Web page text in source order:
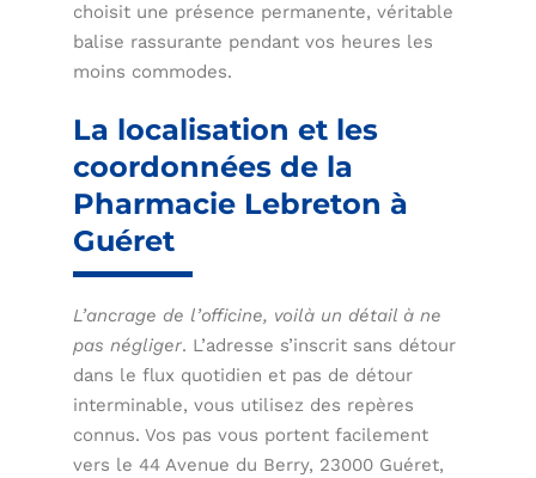
choisit une présence permanente, véritable
balise rassurante pendant vos heures les
moins commodes.
La localisation et les
coordonnées de la
Pharmacie Lebreton à
Guéret
L’ancrage de l’officine, voilà un détail à ne
pas négliger. L’adresse s’inscrit sans détour
dans le flux quotidien et pas de détour
interminable, vous utilisez des repères
connus. Vos pas vous portent facilement
vers le 44 Avenue du Berry, 23000 Guéret,